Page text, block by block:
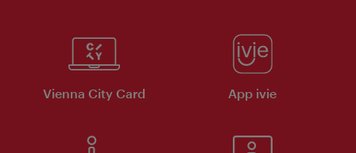
Vienna City Card App ivie